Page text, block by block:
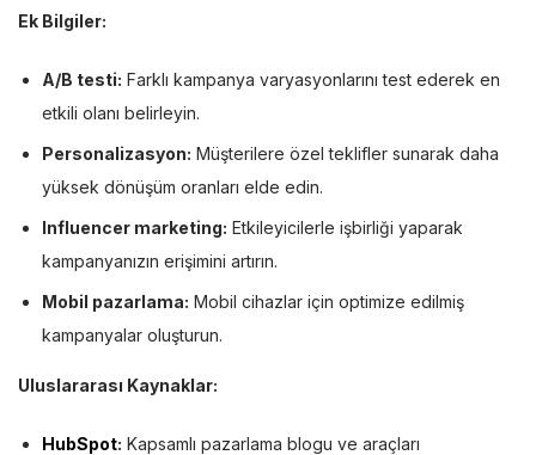
Ek Bilgiler:
A/B testi: Farklı kampanya varyasyonlarını test ederek en
etkili olanı belirleyin.
Personalizasyon: Müşterilere özel teklifler sunarak daha
yüksek dönüşüm oranları elde edin.
Influencer marketing: Etkileyicilerle işbirliği yaparak
kampanyanızın erişimini artırın.
Mobil pazarlama: Mobil cihazlar için optimize edilmiş
kampanyalar oluşturun.
Uluslararası Kaynaklar:
HubSpot: Kapsamlı pazarlama blogu ve araçları